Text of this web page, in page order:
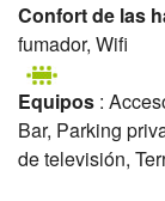
Confort de las
fumador, Wifi
Equipos :
Bar, Parking
de televisión,